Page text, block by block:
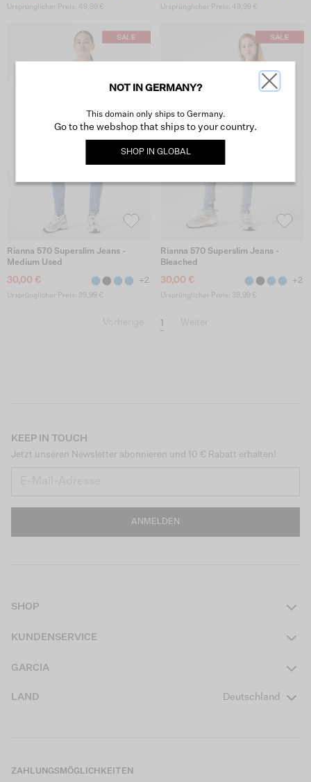
Ursprünglicher Preis: 49,99 € Ursprünglicher Preis: 49,99 €
Rianna 570 Superslim Jeans -
Medium Used
30,00 € +2
Ursprünglicher Preis: 39,99 €
Rianna 570 Superslim Jeans -
Bleached
30,00 € +2
Ursprünglicher Preis: 39,99 €
1
KEEP IN TOUCH
Jetzt unseren Newsletter abonnieren und 10 € Rabatt erhalten!
ANMELDEN
SHOP
Jungen Teens
KUNDENSERVICE
GARCIA
LAND Deutschland
ZAHLUNGSMÖGLICHKEITEN
NOT IN GERMANY?
This domain only ships to Germany.
Go to the webshop that ships to your country.
SHOP IN GLOBAL